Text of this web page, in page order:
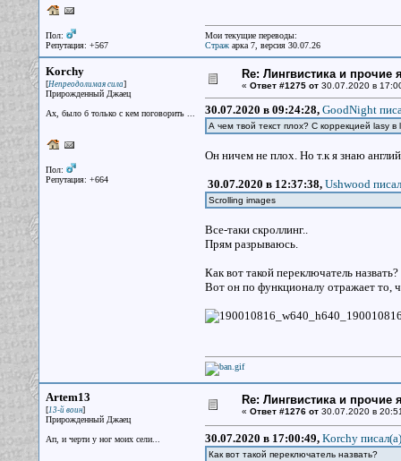
Пол:
Репутация: +567
Мои текущие переводы:
Стражарка 7, версия 30.07.26
Korchy
[Непреодолимая сила]
Прирожденный Джаец
Ах, было б только с кем поговорить ...
Пол:
Репутация: +664
Re: Лингвистика и прочие
« Ответ #1275 от30.07.2020 в
30.07.2020 в 09:24:28, GoodNight
А чем твой текст плох? С коррекцией lasy в
Он ничем не плох. Но т.к я знаю
30.07.2020 в 12:37:38, Ushwood
Scrolling images
Все-таки скроллинг..
Прям разрываюсь.
Как вот такой переключатель
Вот он по функционалу отражает то,
Artem13
[13-й воин]
Прирожденный Джаец
Ап, и черти у ног моих сели...
Re: Лингвистика и прочие
« Ответ #1276 от30.07.2020 в
30.07.2020 в 17:00:49, Korchy писал(a)
Как вот такой переключатель назвать?